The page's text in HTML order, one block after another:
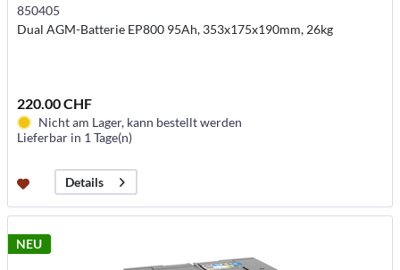
850405
Dual AGM-Batterie EP800 95Ah, 353x175x190mm, 26kg
220.00 CHF
Nicht am Lager, kann bestellt werden
Lieferbar in 1 Tage(n)
Details
NEU